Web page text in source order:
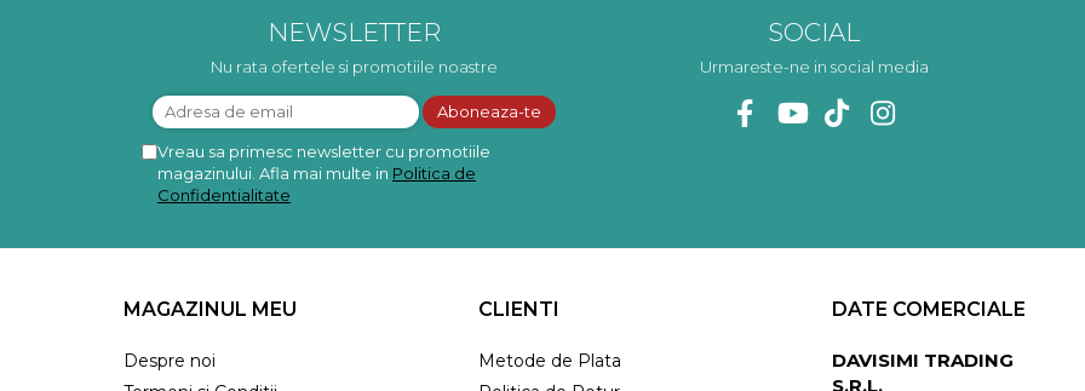
NEWSLETTER
Nu rata ofertele si promotiile noastre
Vreau sa primesc newsletter cu promotiile
magazinului. Afla mai multe in Politica de
Confidentialitate
SOCIAL
Urmareste-ne in social media
MAGAZINUL MEU
Despre noi
CLIENTI
Metode de Plata
DATE COMERCIALE
DAVISIMI TRADING
S.R.L.